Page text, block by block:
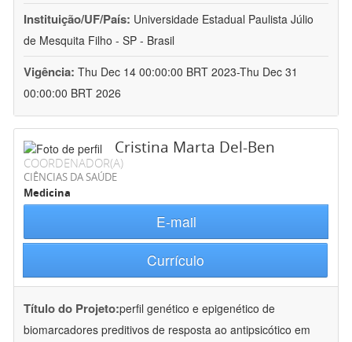
Instituição/UF/País: Universidade Estadual Paulista Júlio
de Mesquita Filho - SP - Brasil
Vigência: Thu Dec 14 00:00:00 BRT 2023-Thu Dec 31
00:00:00 BRT 2026
Cristina Marta Del-Ben
COORDENADOR(A)
CIÊNCIAS DA SAÚDE
Medicina
E-mail
Currículo
Título do Projeto:perfil genético e epigenético de
biomarcadores preditivos de resposta ao antipsicótico em